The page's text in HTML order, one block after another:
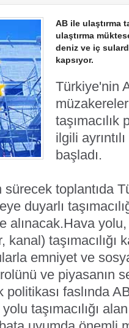
AB ile ulaştırma
ulaştırma
deniz ve iç
kapsıyor.
Türkiye'nin
taşımacılık
ilgili
başladı.
toplantıda
duyarlı
alınacak.Hava
taşımacılığı
emniyet ve
ve piyasanın
politikası faslında
taşımacılığı